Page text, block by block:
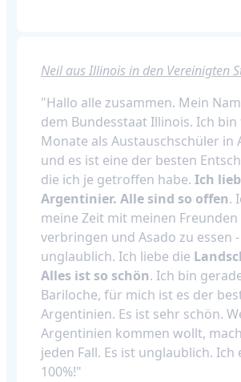
Neil aus Illinois in den Vereinigten
"Hallo alle zusammen. Mein
dem Bundesstaat Illinois. Ich
Monate als Austauschschüler in
und es ist eine der besten
die ich je getroffen habe. Ich
Argentinier. Alle sind so offen.
meine Zeit mit meinen Freunden
verbringen und Asado zu essen
unglaublich. Ich liebe die
Alles ist so schön. Ich bin
Bariloche, für mich ist es der
Argentinien. Es ist sehr schön.
Argentinien kommen wollt,
jeden Fall. Es ist unglaublich. Ich
100%!"